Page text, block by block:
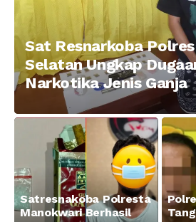
Sat Resnarkoba
Selatan Ungkap
Narkotika Jenis Ganja
Satresnakoba Polresta
Manokwari Berhasil